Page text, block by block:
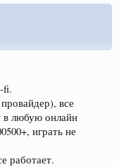
fi.
все
в любую онлайн
играть не
работает.